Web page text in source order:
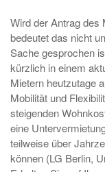
Wird der Antrag des
bedeutet das nicht
Sache gesprochen
kürzlich in einem
Mietern heutzutage
Mobilität und
steigenden
eine
teilweise über
können (LG Berlin,